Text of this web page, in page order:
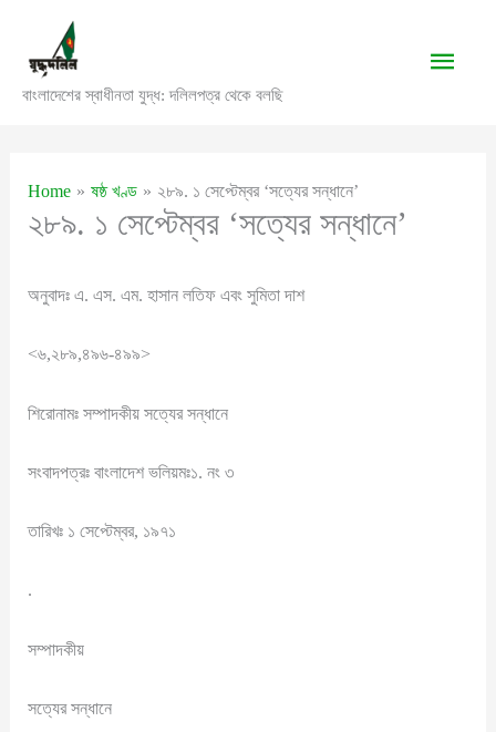
content
বাংলাদেশের স্বাধীনতা যুদ্ধ: দলিলপত্র থেকে বলছি
Main
Home ষষ্ঠ খণ্ড ২৮৯. ১ সেপ্টেম্বর ‘সত্যের সন্ধানে’
২৮৯. ১ সেপ্টেম্বর ‘সত্যের সন্ধানে’
অনুবাদঃ এ. এস. এম. হাসান লতিফ এবং সুমিতা দাশ
<৬,২৮৯,৪৯৬-৪৯৯>
শিরোনামঃ সম্পাদকীয় সত্যের সন্ধানে
সংবাদপত্রঃ বাংলাদেশ ভলিয়মঃ১. নং ৩
তারিখঃ ১ সেপ্টেম্বর, ১৯৭১
.
সম্পাদকীয়
সত্যের সন্ধানে